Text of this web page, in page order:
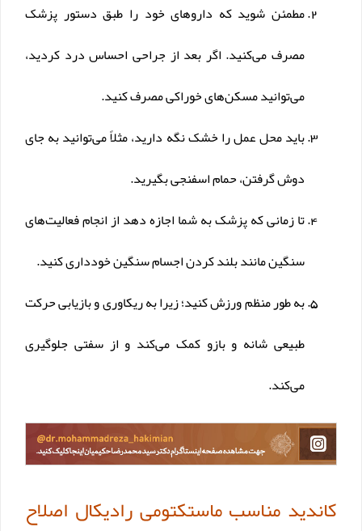
مطمئن شوید که داروهای خود را طبق دستور پزشک
مصرف می‌کنید. اگر بعد از جراحی احساس درد کردید،
می‌توانید مسکن‌های خوراکی مصرف کنید.
باید محل عمل را خشک نگه دارید، مثلاً می‌توانید به جای
دوش گرفتن، حمام اسفنجی بگیرید.
تا زمانی که پزشک به شما اجازه دهد از انجام فعالیت‌های
سنگین مانند بلند کردن اجسام سنگین خودداری کنید.
به طور منظم ورزش کنید؛ زیرا به ریکاوری و بازیابی حرکت
طبیعی شانه و بازو کمک می‌کند و از سفتی جلوگیری
می‌کند.
کاندید مناسب ماستکتومی رادیکال اصلاح